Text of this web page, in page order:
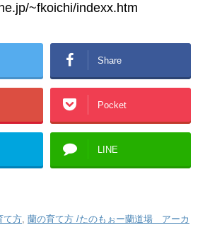
~fkoichi/indexx.htm
Share
Pocket
LINE
て方, 蘭の育て方 /たのもぉー蘭道場 アーカ